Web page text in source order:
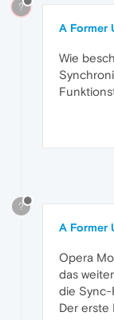
?
A Former
Wie
?
A Former
Opera
das
die Sync-
Der erste